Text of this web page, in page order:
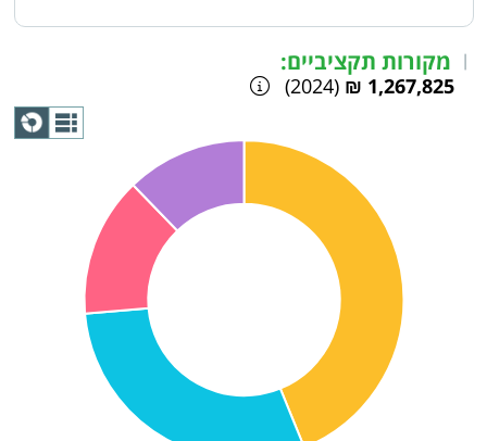
| מקורות תקציביים:
1,267,825 ₪
(2024)